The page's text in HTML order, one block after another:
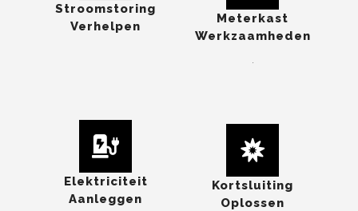
Stroomstoring
Verhelpen
Meterkast
Werkzaamheden
Elektriciteit
Aanleggen
Kortsluiting
Oplossen